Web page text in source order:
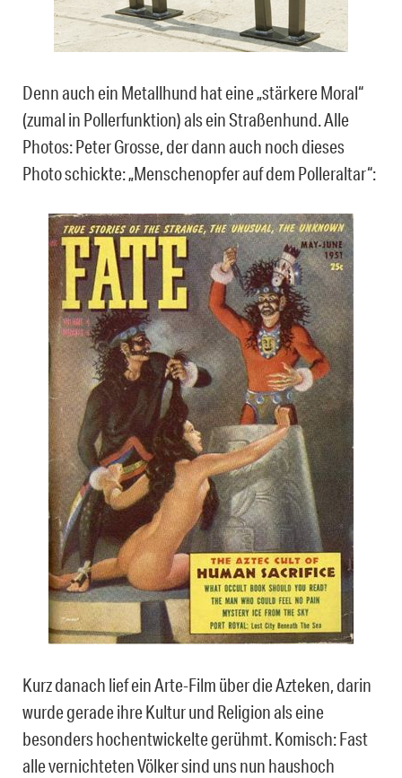
Denn auch ein Metallhund hat eine „stärkere Moral“
(zumal in Pollerfunktion) als ein Straßenhund. Alle
Photos: Peter Grosse, der dann auch noch dieses
Photo schickte: „Menschenopfer auf dem Polleraltar“:
Kurz danach lief ein Arte-Film über die Azteken, darin
wurde gerade ihre Kultur und Religion als eine
besonders hochentwickelte gerühmt. Komisch: Fast
alle vernichteten Völker sind uns nun haushoch